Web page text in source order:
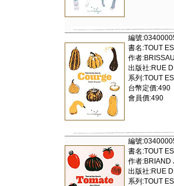
編號
書名:TOUT
作者
出版社:RUE
系列:TOUT
台幣定價:490
會員價:490
編號
書名:TOUT
作者:BRIAND
出版社:RUE
系列:TOUT